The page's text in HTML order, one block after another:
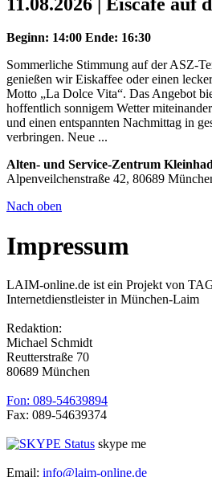
Beginn: 14:00 Ende: 16:30
Sommerliche Stimmung auf der ASZ-
genießen wir Eiskaffee oder einen
Motto „La Dolce Vita“. Das Angebot
hoffentlich sonnigem Wetter
und einen entspannten Nachmittag in
verbringen. Neue ...
Alten- und Service-Zentrum
Alpenveilchenstraße 42, 80689
Nach oben
Impressum
LAIM-online.de ist ein Projekt von
Internetdienstleister in München-Laim
Redaktion:
Michael Schmidt
Reutterstraße 70
80689 München
Fon: 089-54639894
Fax: 089-54639374
skype me
Email: info@laim-online.de